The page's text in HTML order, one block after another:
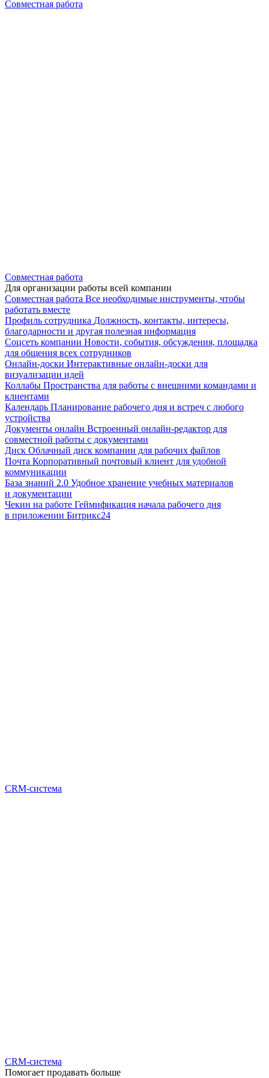
Совместная работа
Совместная работа
Для организации работы всей компании
Совместная работа Все необходимые инструменты, чтобы
работать вместе
Профиль сотрудника Должность, контакты, интересы,
благодарности и другая полезная информация
Соцсеть компании Новости, события, обсуждения, площадка
для общения всех сотрудников
Онлайн-доски Интерактивные онлайн-доски для
визуализации идей
Коллабы Пространства для работы с внешними командами и
клиентами
Календарь Планирование рабочего дня и встреч с любого
устройства
Документы онлайн Встроенный онлайн-редактор для
совместной работы с документами
Диск Облачный диск компании для рабочих файлов
Почта Корпоративный почтовый клиент для удобной
коммуникации
База знаний 2.0 Удобное хранение учебных материалов
и документации
Чекин на работе Геймификация начала рабочего дня
в приложении Битрикс24
CRM-система
CRM-система
Помогает продавать больше